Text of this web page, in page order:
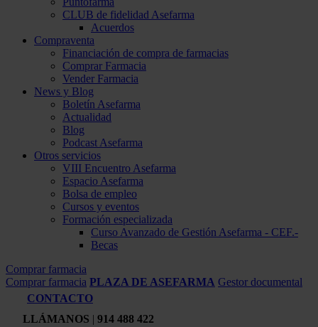
CLUB de fidelidad Asefarma
Acuerdos
Compraventa
Financiación de compra de farmacias
Comprar Farmacia
Vender Farmacia
News y Blog
Boletín Asefarma
Actualidad
Blog
Podcast Asefarma
Otros servicios
VIII Encuentro Asefarma
Espacio Asefarma
Bolsa de empleo
Cursos y eventos
Formación especializada
Curso Avanzado de Gestión Asefarma - CEF.-
Becas
Comprar farmacia
Comprar farmacia PLAZA DE ASEFARMA Gestor documental
CONTACTO
LLÁMANOS | 914 488 422